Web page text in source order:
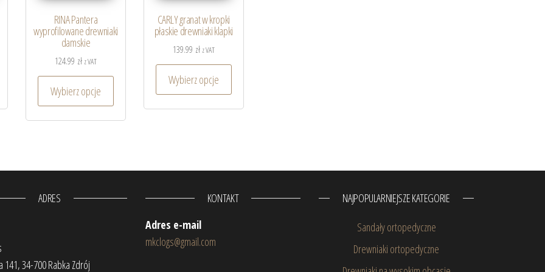
RINA Pantera
wyprofilowane drewniaki
damskie
124.99 zł z VAT
Wybierz opcje
CARLY granat w kropki
płaskie drewniaki klapki
139.99 zł z VAT
Wybierz opcje
ADRES
141, 34-700 Rabka Zdrój
KONTAKT
Adres e-mail
mkclogs@gmail.com
NAJPOPULARNIEJSZE KATEGORIE
Sandały ortopedyczne
Drewniaki ortopedyczne